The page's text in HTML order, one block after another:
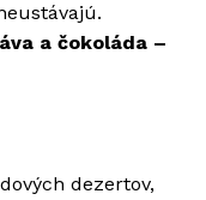
a čokoláda –
dezertov,